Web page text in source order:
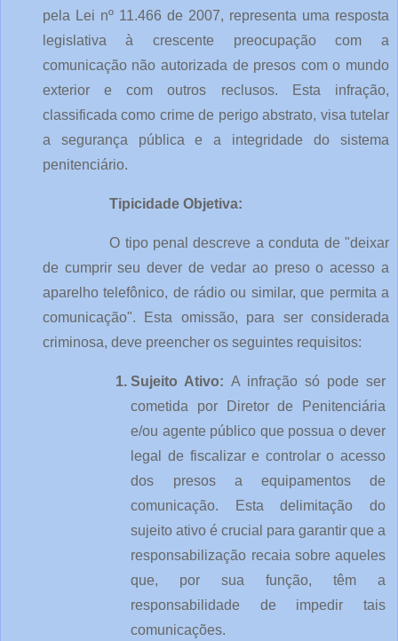
pela Lei nº 11.466 de 2007, representa uma resposta
legislativa à crescente preocupação com a
comunicação não autorizada de presos com o mundo
exterior e com outros reclusos. Esta infração,
classificada como crime de perigo abstrato, visa tutelar
a segurança pública e a integridade do sistema
penitenciário.
Tipicidade Objetiva:
O tipo penal descreve a conduta de "deixar
de cumprir seu dever de vedar ao preso o acesso a
aparelho telefônico, de rádio ou similar, que permita a
comunicação". Esta omissão, para ser considerada
criminosa, deve preencher os seguintes requisitos:
Sujeito Ativo: A infração só pode ser
cometida por Diretor de Penitenciária
e/ou agente público que possua o dever
legal de fiscalizar e controlar o acesso
dos presos a equipamentos de
comunicação. Esta delimitação do
sujeito ativo é crucial para garantir que a
responsabilização recaia sobre aqueles
que, por sua função, têm a
responsabilidade de impedir tais
comunicações.